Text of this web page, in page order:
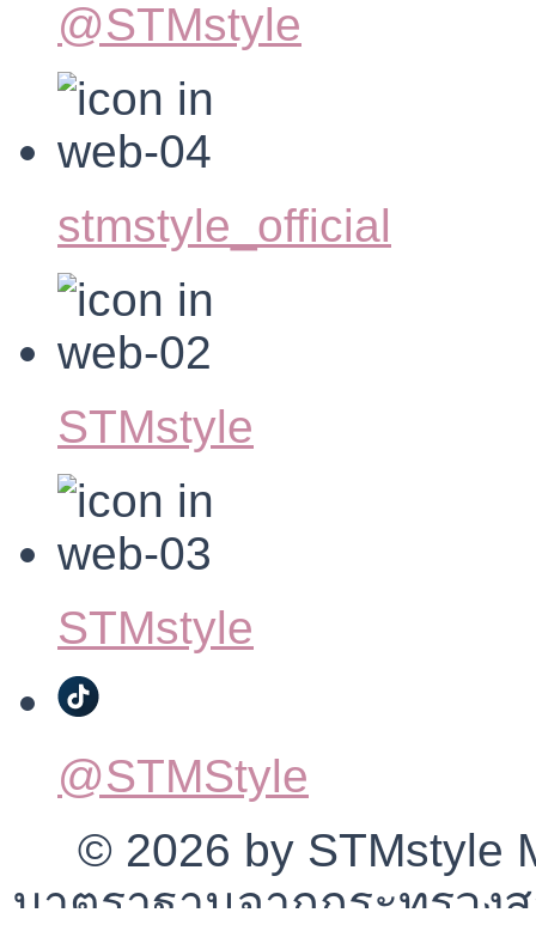
@STMstyle
stmstyle_official
STMstyle
STMstyle
@STMStyle
© 2026 by STMstyle
มาตราฐานจากกระทรวง